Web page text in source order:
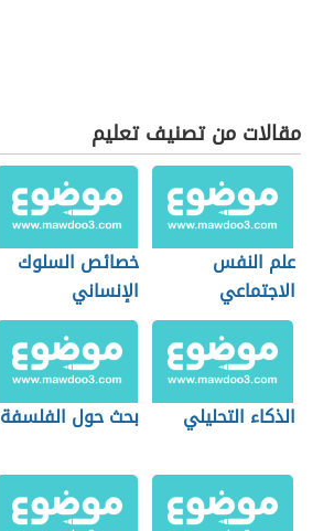
مقالات من تصنيف تعليم
علم النفس
الاجتماعي
خصائص السلوك
الإنساني
الذكاء التحليلي بحث حول الفلسفة